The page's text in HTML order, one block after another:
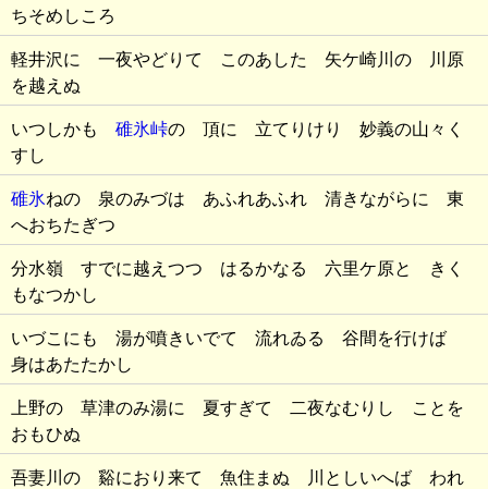
ちそめしころ
軽井沢に 一夜やどりて このあした 矢ケ崎川の 川原
を越えぬ
いつしかも 碓氷峠の 頂に 立てりけり 妙義の山々く
すし
碓氷ねの 泉のみづは あふれあふれ 清きながらに 東
へおちたぎつ
分水嶺 すでに越えつつ はるかなる 六里ケ原と きく
もなつかし
いづこにも 湯が噴きいでて 流れゐる 谷間を行けば
身はあたたかし
上野の 草津のみ湯に 夏すぎて 二夜なむりし ことを
おもひぬ
吾妻川の 谿におり来て 魚住まぬ 川としいへば われ